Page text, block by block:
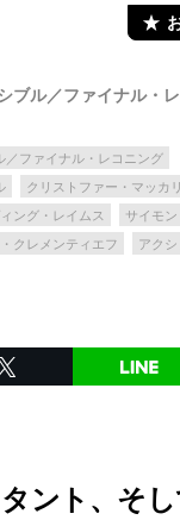
ブル／ファイナル・
／ファイナル・レコニング
クリストファー・マッカ
ング・レイムス
サイモ
クレメンティエフ アクシ
ント、そ